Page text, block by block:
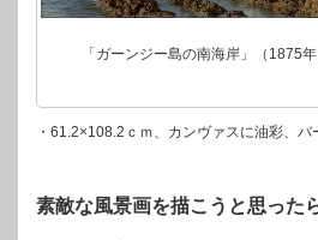
「ガーンジー島の南海岸」（1875
・61.2×108.2ｃｍ、カンヴァスに油彩、
素敵な風景画を描こうと思った